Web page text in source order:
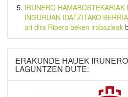
IRUNERO HAMABOSTEKARIAK
INGURUAN IDATZITAKO
ari dira Ribera beken irabazleak
ERAKUNDE HAUEK
LAGUNTZEN DUTE: